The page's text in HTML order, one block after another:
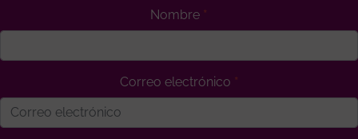
Nombre
Correo electrónico